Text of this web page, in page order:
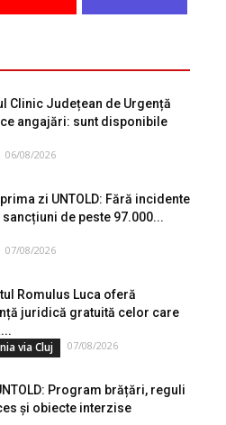
Clinic Județean de Urgență
angajări: sunt disponibile
06/08/2026
zi UNTOLD: Fără incidente
sancțiuni de peste 97.000...
07/08/2026
Romulus Luca oferă
juridică gratuită celor care
via Cluj 07/08/2026
Program brățări, reguli
și obiecte interzise